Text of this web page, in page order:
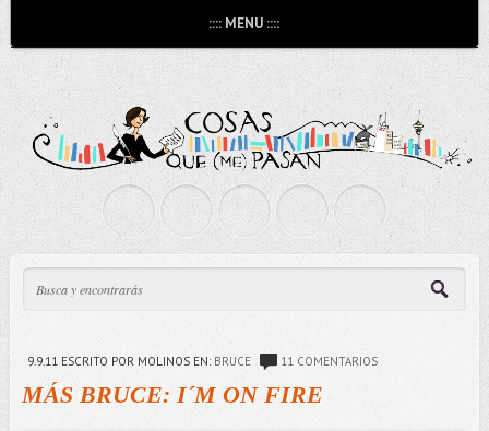
:::: MENU ::::
9.9.11 ESCRITO POR MOLINOS EN: BRUCE 11 COMENTARIOS
MÁS BRUCE: I´M ON FIRE